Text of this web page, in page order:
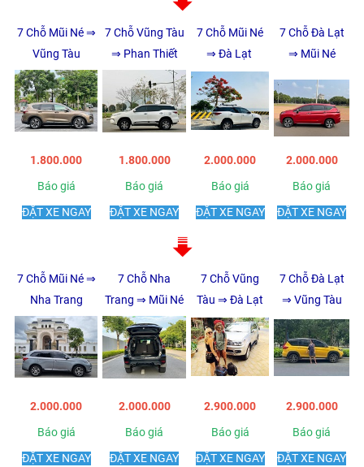
7 Chỗ Mũi Né ⇒
Vũng Tàu
7 Chỗ Vũng Tàu
⇒ Phan Thiết
7 Chỗ Mũi Né
⇒ Đà Lạt
7 Chỗ Đà Lạt
⇒ Mũi Né
1.800.000 1.800.000 2.000.000
2.000.000
Báo giá
Báo giá Báo giá
Báo giá
ĐẶT XE NGAY
ĐẶT XE NGAY ĐẶT XE NGAY ĐẶT XE NGAY
7 Chỗ Mũi Né ⇒
Nha Trang
7 Chỗ Nha
Trang ⇒ Mũi Né
7 Chỗ Vũng
Tàu ⇒ Đà Lạt
7 Chỗ Đà Lạt
⇒ Vũng Tàu
2.000.000 2.000.000 2.900.000
2.900.000
Báo giá
Báo giá Báo giá
Báo giá
ĐẶT XE NGAY
ĐẶT XE NGAY ĐẶT XE NGAY ĐẶT XE NGAY